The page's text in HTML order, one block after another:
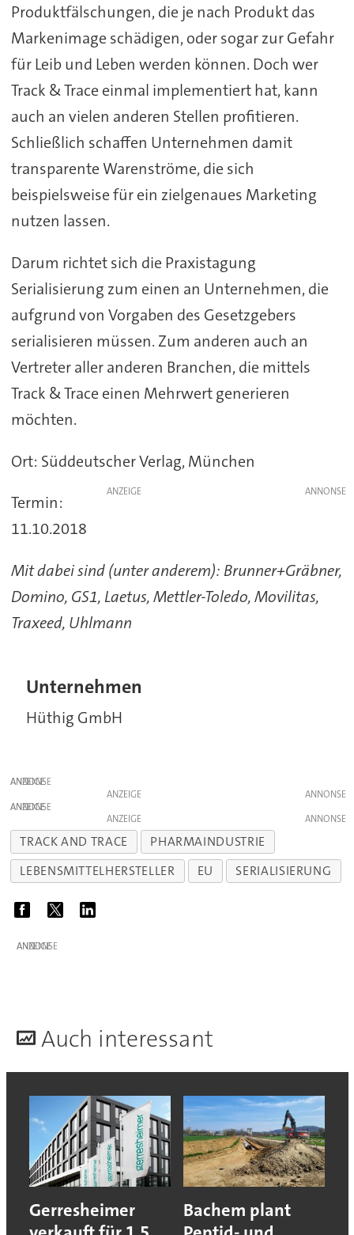
Produktfälschungen, die je nach Produkt das
Markenimage schädigen, oder sogar zur Gefahr
für Leib und Leben werden können. Doch wer
Track & Trace einmal implementiert hat, kann
auch an vielen anderen Stellen profitieren.
Schließlich schaffen Unternehmen damit
transparente Warenströme, die sich
beispielsweise für ein zielgenaues Marketing
nutzen lassen.
Darum richtet sich die Praxistagung
Serialisierung zum einen an Unternehmen, die
aufgrund von Vorgaben des Gesetzgebers
serialisieren müssen. Zum anderen auch an
Vertreter aller anderen Branchen, die mittels
Track & Trace einen Mehrwert generieren
möchten.
Ort: Süddeutscher Verlag, München
ANZEIGE
Termin:
11.10.2018
Mit dabei sind (unter anderem): Brunner+Gräbner,
Domino, GS1, Laetus, Mettler-Toledo, Movilitas,
Traxeed, Uhlmann
Unternehmen
Hüthig GmbH
ANZEIGE
ANZEIGE
ANZEIGE
ANZEIGE
TRACK AND TRACE
PHARMAINDUSTRIE
LEBENSMITTELHERSTELLER
EU SERIALISIERUNG
ANZEIGE
Auch interessant
Gerresheimer
Bachem plant